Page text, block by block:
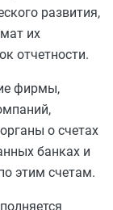
развития,
их
отчетности.
фирмы,
о счетах
банках и
этим счетам.